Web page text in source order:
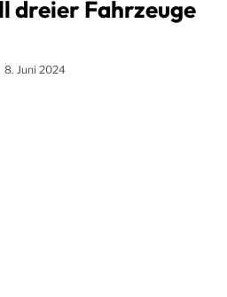
dreier Fahrzeuge
8. Juni 2024